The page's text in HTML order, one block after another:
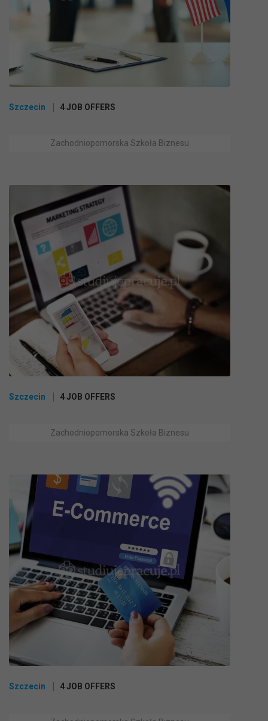
Szczecin 4 JOB OFFERS
Zachodniopomorska Szkoła Biznesu
Szczecin 4 JOB OFFERS
Zachodniopomorska Szkoła Biznesu
Szczecin 4 JOB OFFERS